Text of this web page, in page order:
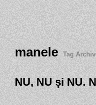
manele Tag
NU, NU şi NU.